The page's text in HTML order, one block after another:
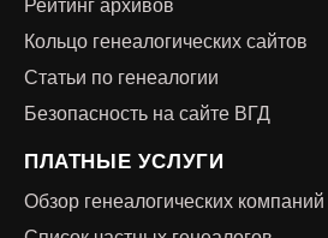
Рейтинг архивов
Кольцо генеалогических сайтов
Статьи по генеалогии
Безопасность на сайте ВГД
ПЛАТНЫЕ УСЛУГИ
Обзор генеалогических компаний